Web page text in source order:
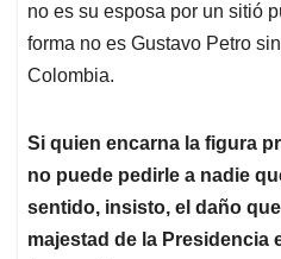
no es su esposa por un sitió
forma no es Gustavo Petro
Colombia.
Si quien encarna la figura
no puede pedirle a nadie
sentido, insisto, el daño
majestad de la Presidencia